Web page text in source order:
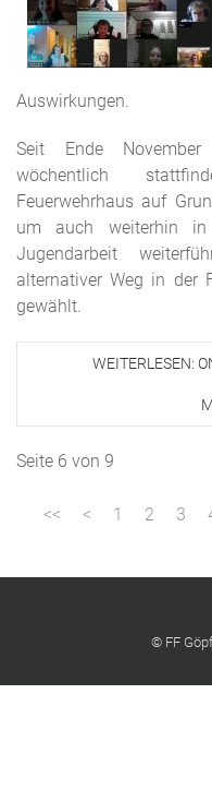
Auswirkungen.
Seit Ende
wöchentlich
Feuerwehrhaus auf
um auch weiterhin
Jugendarbeit
alternativer Weg in der
gewählt.
WEITERLESEN:
Seite 6 von 9
1 2 3
© FF